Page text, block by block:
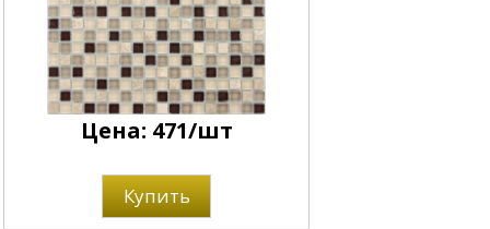
Цена: 471/шт
Купить